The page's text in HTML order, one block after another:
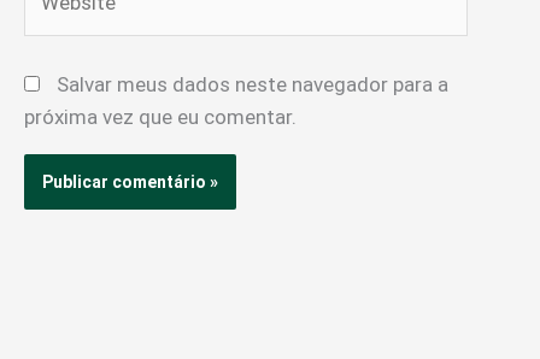
Salvar meus dados neste navegador para a
próxima vez que eu comentar.